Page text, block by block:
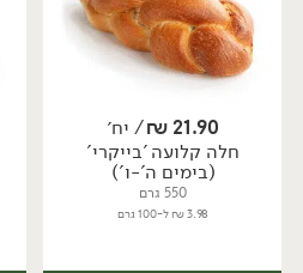
יח׳
21.90
₪/ יח׳
חלה קלועה 'בייקרי'
(בימים ה'-ו')
550 גרם
3.98 ₪ ל-100 גרם